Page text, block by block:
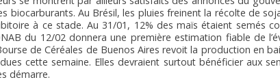
biocarburants. Au Brésil, les pluies freinent la récolte de
à ce stade. Au 31/01, 12% des maïs étaient semés
du 12/02 donnera une première estimation fiable de
de Céréales de Buenos Aires revoit la production en
cette semaine. Elles devraient surtout bénéficier aux
démarre.